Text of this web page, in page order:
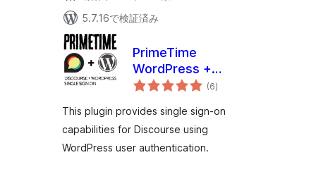
5.7.16で検証済み
PrimeTime
WordPress +
Discourse SSO
(6個
の
価
)
This plugin provides single sign-on
capabilities for Discourse using
WordPress user authentication.